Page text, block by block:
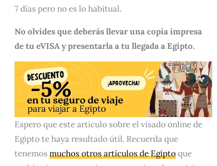
7 días pero no es lo habitual.
No olvides que deberás llevar una copia impresa
de tu eVISA y presentarla a tu llegada a Egipto.
Espero que este articulo sobre el visado online de
Egipto te haya resultado útil. Recuerda que
tenemos muchos otros artículos de Egiptoque